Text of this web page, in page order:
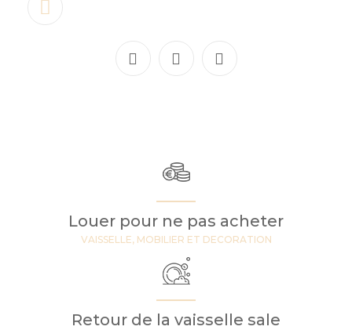
Louer pour ne pas acheter
VAISSELLE, MOBILIER ET DECORATION
Retour de la vaisselle sale